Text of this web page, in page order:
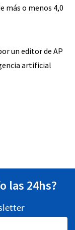
más o menos 4,0
un editor de AP
artificial
las 24hs?